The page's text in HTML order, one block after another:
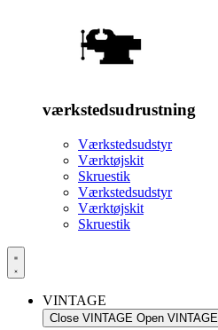
værkstedsudrustning
Værkstedsudstyr
Værktøjskit
Skruestik
Værkstedsudstyr
Værktøjskit
Skruestik
VINTAGE
Close VINTAGE Open VINTAGE